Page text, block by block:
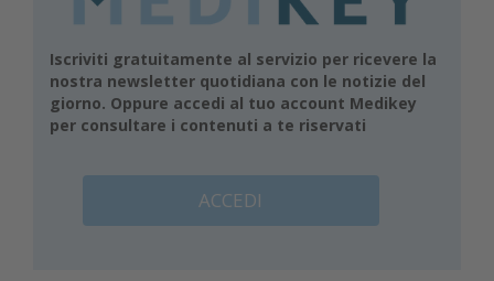
Iscriviti gratuitamente al servizio per ricevere la
nostra newsletter quotidiana con le notizie del
giorno. Oppure accedi al tuo account Medikey
per consultare i contenuti a te riservati
ACCEDI